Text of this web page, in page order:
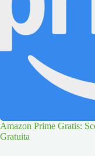
Amazon Prime Gratis:
Gratuita